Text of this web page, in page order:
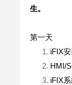
生。
第一天
iFIX
HMI/
iFIX